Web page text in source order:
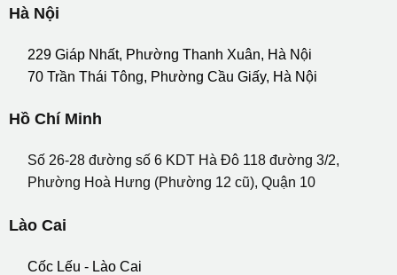
Hà Nội
229 Giáp Nhất, Phường Thanh Xuân, Hà Nội
70 Trần Thái Tông, Phường Cầu Giấy, Hà Nội
Hồ Chí Minh
Số 26-28 đường số 6 KDT Hà Đô 118 đường 3/2,
Phường Hoà Hưng (Phường 12 cũ), Quận 10
Lào Cai
Cốc Lếu - Lào Cai